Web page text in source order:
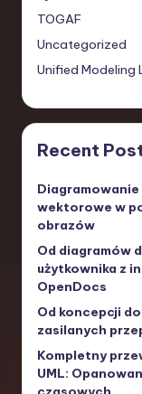
TOGAF
Uncategorized
Unified Modeling
Recent
wektorowe w
obrazów
Od diagramów
użytkownika z
OpenDocs
Od koncepcji
zasilanych
Kompletny
UML: